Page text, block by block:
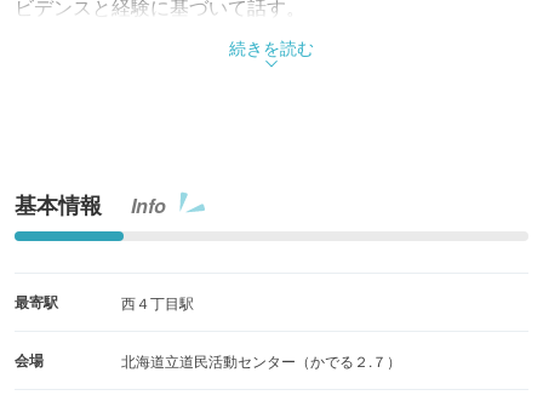
ビデンスと経験に基づいて話す。
続きを読む
基本情報 Info
最寄駅 西４丁目駅
会場 北海道立道民活動センター（かでる２.７）